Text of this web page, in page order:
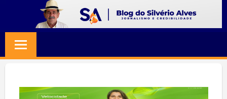
content
SILVERIO
ALVES
Jornalismo
Credibilidade